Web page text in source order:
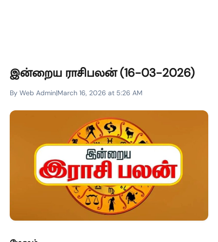
இன்றைய ராசிபலன் (16-03-2026)
By Web Admin|March 16, 2026 at 5:26 AM